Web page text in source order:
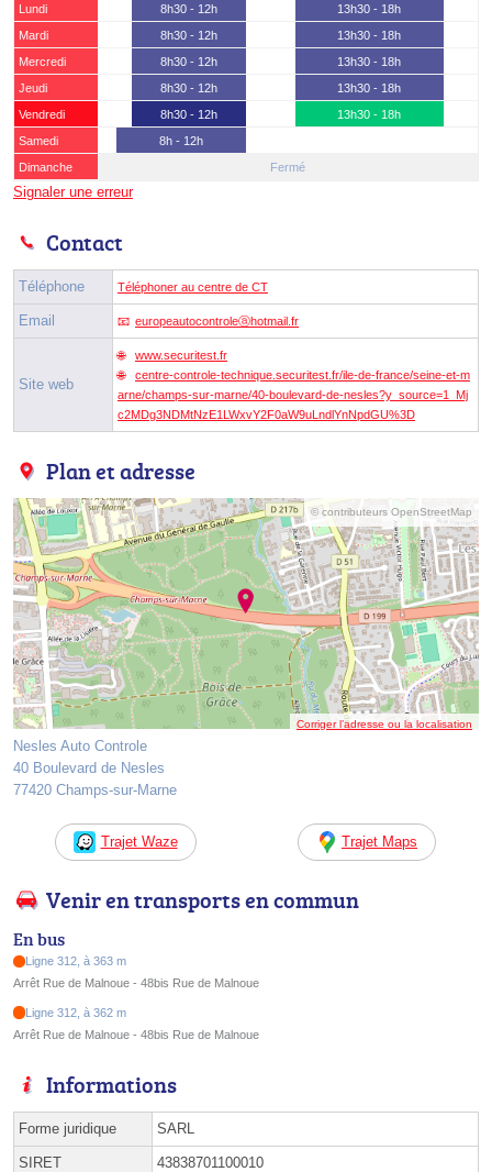
Lundi 8h30 - 12h
13h30 - 18h
Mardi
8h30 - 12h
13h30 - 18h
Mercredi
8h30 - 12h
13h30 - 18h
Jeudi
8h30 - 12h
13h30 - 18h
Vendredi
8h30 - 12h
13h30 - 18h
Samedi
8h - 12h
Dimanche
Fermé
Signaler une erreur
Contact
Téléphone Téléphoner au centre de CT
Email europeautocontroleⓐhotmail.fr
Site web
www.securitest.fr
centre-controle-technique.securitest.fr/ile-de-france/seine-et-m
arne/champs-sur-marne/40-boulevard-de-nesles?y_source=1_Mj
c2MDg3NDMtNzE1LWxvY2F0aW9uLndlYnNpdGU%3D
Plan et adresse
© contributeurs OpenStreetMap
Corriger l’adresse ou la localisation
Nesles Auto Controle
40 Boulevard de Nesles
77420 Champs-sur-Marne
Trajet Waze Trajet Maps
Venir en transports en commun
En bus
Ligne 312, à 363 m
Arrêt Rue de Malnoue - 48bis Rue de Malnoue
Ligne 312, à 362 m
Arrêt Rue de Malnoue - 48bis Rue de Malnoue
Informations
Forme juridique SARL
SIRET 43838701100010